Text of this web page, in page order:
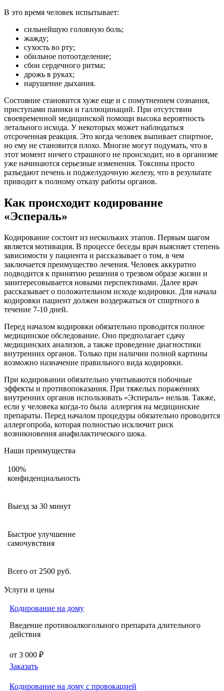
В это время человек испытывает:
сильнейшую головную боль;
жажду;
сухость во рту;
обильное потоотделение;
сбои сердечного ритма;
дрожь в руках;
нарушение дыхания.
Состояние становится хуже еще и с помутнением сознания,
приступами паники и галлюцинаций. При отсутствии
своевременной медицинской помощи высока вероятность
летального исхода. У некоторых может наблюдаться
отсроченная реакция. Это когда человек выпивает спиртное,
но ему не становится плохо. Многие могут подумать, что в
этот момент ничего страшного не происходит, но в организме
уже начинаются серьезные изменения. Токсины просто
разъедают печень и поджелудочную железу, что в результате
приводит к полному отказу работы органов.
Как происходит кодирование
«Эспераль»
Кодирование состоит из нескольких этапов. Первым шагом
является мотивация. В процессе беседы врач выясняет степень
зависимости у пациента и рассказывает о том, в чем
заключается преимущество лечения. Человек аккуратно
подводится к принятию решения о трезвом образе жизни и
заинтересовывается новыми перспективами. Далее врач
рассказывает о положительном исходе кодировки. Для начала
кодировки пациент должен воздержаться от спиртного в
течение 7-10 дней.
Перед началом кодировки обязательно проводится полное
медицинское обследование. Оно предполагает сдачу
медицинских анализов, а также проведение диагностики
внутренних органов. Только при наличии полной картины
возможно назначение правильного вида кодировки.
При кодировании обязательно учитываются побочные
эффекты и противопоказания. При тяжелых поражениях
внутренних органов использовать «Эспераль» нельзя. Также,
если у человека когда-то была аллергия на медицинские
препараты. Перед началом процедуры обязательно проводится
аллергопроба, которая полностью исключит риск
возникновения анафилактического шока.
Наши преимущества
100%
конфиденциальность
Выезд за 30 минут
Быстрое улучшение
самочувствия
Всего от 2500 руб.
Услуги и цены
Кодирование на дому
Введение противоалкогольного препарата длительного
действия
от 3 000 ₽
Заказать
Кодирование на дому с провокацией